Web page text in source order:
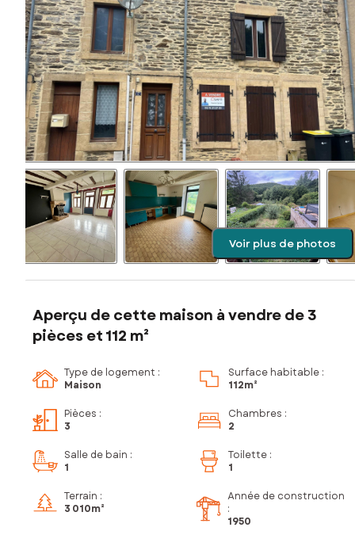
Voir plus de photos
Aperçu de cette maison à vendre de 3
pièces et 112 m²
Type de logement :
Maison
Surface habitable :
112m²
Pièces :
3
Chambres :
2
Salle de bain :
1
Toilette :
1
Terrain :
3 010m²
Année de construction
:
1950